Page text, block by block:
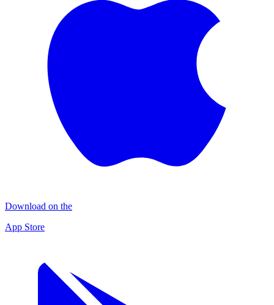
Download on the
App Store